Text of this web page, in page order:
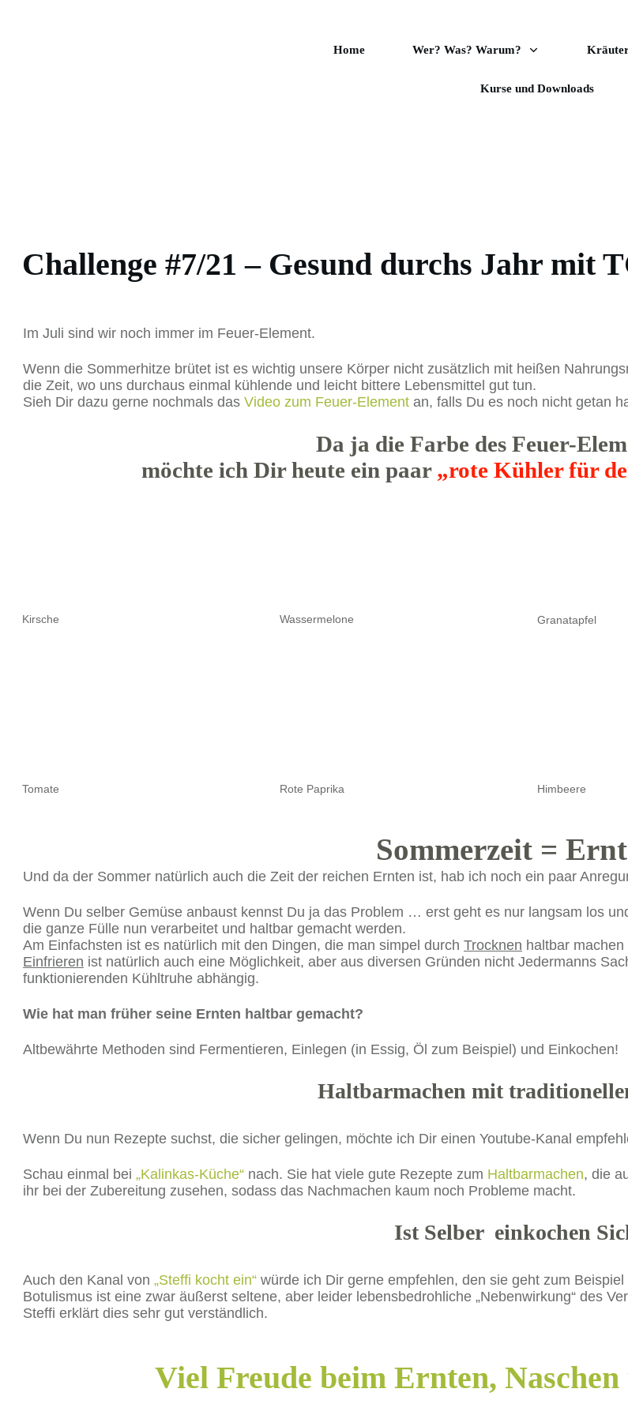
Home Wer? Was? Warum?
Kurse und Downloads
Challenge #7/21 – Gesund durchs Jahr mit
Im Juli sind wir noch immer im Feuer-Element.
Wenn die Sommerhitze brütet ist es wichtig unsere Körper nicht zusätzlich mit heißen
die Zeit, wo uns durchaus einmal kühlende und leicht bittere Lebensmittel gut tun.
Sieh Dir dazu gerne nochmals das Video zum Feuer-Element an, falls Du es noch nicht getan
Da ja die Farbe des Feuer-
möchte ich Dir heute ein paar „rote Kühler für
Kirsche Wassermelone Granatapfel
Tomate Rote Paprika Himbeere
Sommerzeit =
Und da der Sommer natürlich auch die Zeit der reichen Ernten ist, hab ich noch ein paar
Wenn Du selber Gemüse anbaust kennst Du ja das Problem … erst geht es nur langsam los
die ganze Fülle nun verarbeitet und haltbar gemacht werden.
Am Einfachsten ist es natürlich mit den Dingen, die man simpel durch Trocknen haltbar machen
Einfrieren ist natürlich auch eine Möglichkeit, aber aus diversen Gründen nicht Jedermanns
funktionierenden Kühltruhe abhängig.
Wie hat man früher seine Ernten haltbar gemacht?
Altbewährte Methoden sind Fermentieren, Einlegen (in Essig, Öl zum Beispiel) und Einkochen!
Haltbarmachen mit
Wenn Du nun Rezepte suchst, die sicher gelingen, möchte ich Dir einen Youtube-Kanal
Schau einmal bei „Kalinkas-Küche“ nach. Sie hat viele gute Rezepte zum Haltbarmachen, die
ihr bei der Zubereitung zusehen, sodass das Nachmachen kaum noch Probleme macht.
Ist Selber einkochen
Auch den Kanal von „Steffi kocht ein“ würde ich Dir gerne empfehlen, den sie geht zum
Botulismus ist eine zwar äußerst seltene, aber leider lebensbedrohliche „Nebenwirkung“ des
Steffi erklärt dies sehr gut verständlich.
Viel Freude beim Ernten,